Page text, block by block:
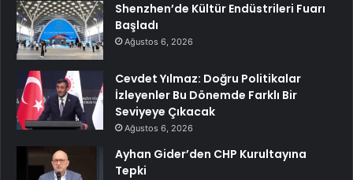
Shenzhen’de Kültür Endüstrileri Fuarı
Başladı
Ağustos 6, 2026
Cevdet Yılmaz: Doğru Politikalar
İzleyenler Bu Dönemde Farklı Bir
Seviyeye Çıkacak
Ağustos 6, 2026
Ayhan Gider’den CHP Kurultayına
Tepki